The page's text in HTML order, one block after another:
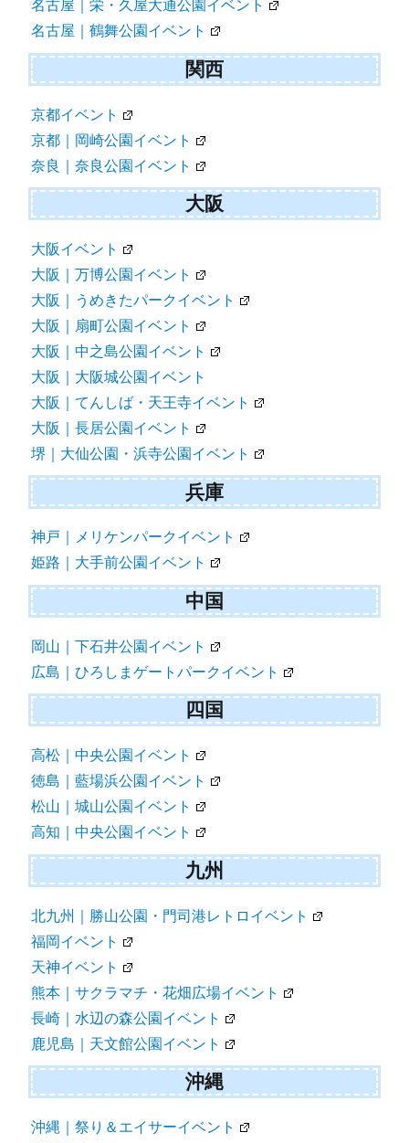
名古屋｜栄・久屋大通公園イベント
名古屋｜鶴舞公園イベント
関西
京都イベント
京都｜岡崎公園イベント
奈良｜奈良公園イベント
大阪
大阪イベント
大阪｜万博公園イベント
大阪｜うめきたパークイベント
大阪｜扇町公園イベント
大阪｜中之島公園イベント
大阪｜大阪城公園イベント
大阪｜てんしば・天王寺イベント
大阪｜長居公園イベント
堺｜大仙公園・浜寺公園イベント
兵庫
神戸｜メリケンパークイベント
姫路｜大手前公園イベント
中国
岡山｜下石井公園イベント
広島｜ひろしまゲートパークイベント
四国
高松｜中央公園イベント
徳島｜藍場浜公園イベント
松山｜城山公園イベント
高知｜中央公園イベント
九州
北九州｜勝山公園・門司港レトロイベント
福岡イベント
天神イベント
熊本｜サクラマチ・花畑広場イベント
長崎｜水辺の森公園イベント
鹿児島｜天文館公園イベント
沖縄
沖縄｜祭り＆エイサーイベント